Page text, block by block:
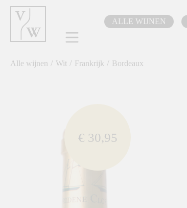
Ga naar de hoofdnavigatie
ALLE WIJNEN
Alle wijnen / Wit / Frankrijk / Bordeaux
€ 30,95